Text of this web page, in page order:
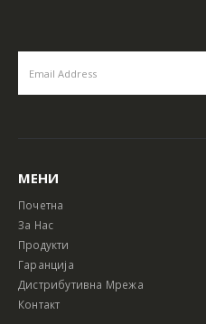
МЕНИ
Почетна
За Нас
Продукти
Гаранција
Дистрибутивна Мрежа
Контакт